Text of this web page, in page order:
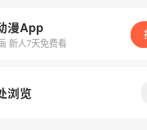
漫App
新人7天免费看
浏览
案/许可证号：粤B2-20090059-5
- 2026 Tencent. All Rights